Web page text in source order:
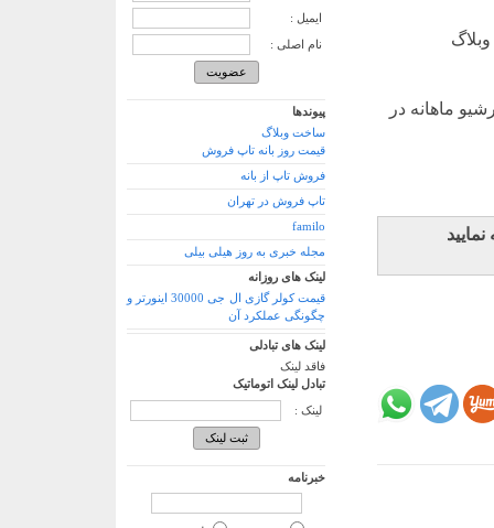
ماهانه در
ایمیل :
نام اصلی :
پیوندها
ساخت وبلاگ
قیمت روز بانه تاپ فروش
فروش تاپ از بانه
تاپ فروش در تهران
familo
مجله خبری به روز هیلی بیلی
لینک های روزانه
قیمت کولر گازی ال جی 30000 اینورتر و
چگونگی عملکرد آن
لینک های تبادلی
فاقد لینک
تبادل لینک اتوماتیک
لینک :
خبرنامه